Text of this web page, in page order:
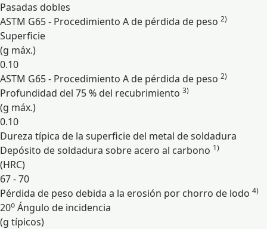
Pasadas dobles
ASTM G65 - Procedimiento A de pérdida de peso 2)
Superficie
(g máx.)
0.10
ASTM G65 - Procedimiento A de pérdida de peso 2)
Profundidad del 75 % del recubrimiento 3)
(g máx.)
0.10
Dureza típica de la superficie del metal de soldadura
Depósito de soldadura sobre acero al carbono 1)
(HRC)
67 - 70
Pérdida de peso debida a la erosión por chorro de lodo 4)
20o Ángulo de incidencia
(g típicos)